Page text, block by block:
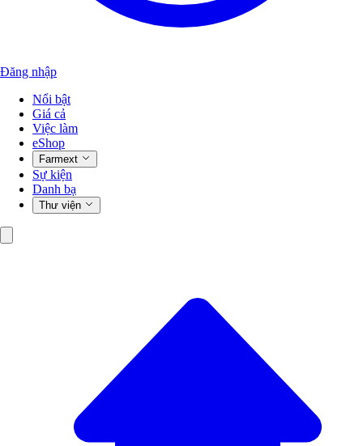
Đăng nhập
Nổi bật
Giá cả
Việc làm
eShop
Farmext
Sự kiện
Danh bạ
Thư viện